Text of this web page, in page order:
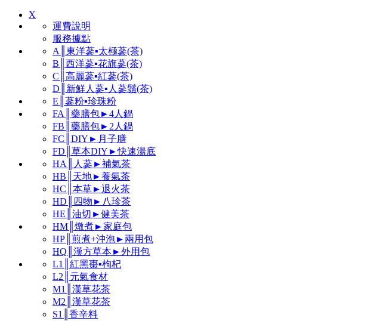
X
運費說明
服務據點
A║東洋蔘▪太極蔘(茶)
B║西洋蔘▪花旗蔘(茶)
C║高麗蔘▪紅蔘(茶)
D║新鮮人蔘▪人蔘鬚(茶)
E║蔘粉▪珍珠粉
FA║藥膳包►4人鍋
FB║藥膳包►2人鍋
FC║DIY►月子膳
FD║草本DIY►快速湯底
HA║人蔘►補氣茶
HB║天地►養氣茶
HC║本草►退火茶
HD║四物►八珍茶
HE║油切►健美茶
HM║燉煮►家庭包
HP║煎煮+沖泡►兩用包
HQ║漢方草本►外用包
L1║紅黑棗▪枸杞
L2║元氣食材
M1║漢草花茶
M2║漢草花茶
S1║香辛料